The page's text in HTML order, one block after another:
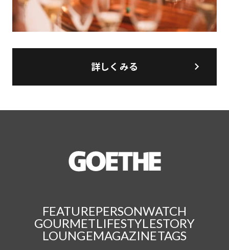
詳しくみる
FEATUREPERSONWATCH
GOURMETLIFESTYLESTORY
LOUNGEMAGAZINETAGS